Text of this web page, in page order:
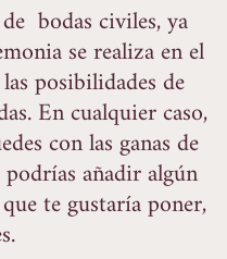
bodas civiles, ya
se realiza en el
posibilidades de
En cualquier caso,
con las ganas de
añadir algún
te gustaría poner,